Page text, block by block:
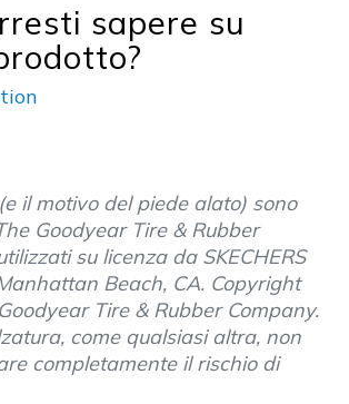
sapere su
il motivo del piede alato) sono
Goodyear Tire & Rubber
su licenza da SKECHERS
Beach, CA. Copyright
Tire & Rubber Company.
come qualsiasi altra, non
completamente il rischio di